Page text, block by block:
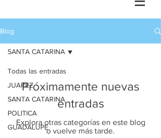
Blog
Todas las entradas
JUAREZ
SANTA CATARINA
POLITICA
GUADALUPE
SANTA CATARINA
Próximamente nuevas
entradas
Explora otras categorías en este blog
o vuelve más tarde.